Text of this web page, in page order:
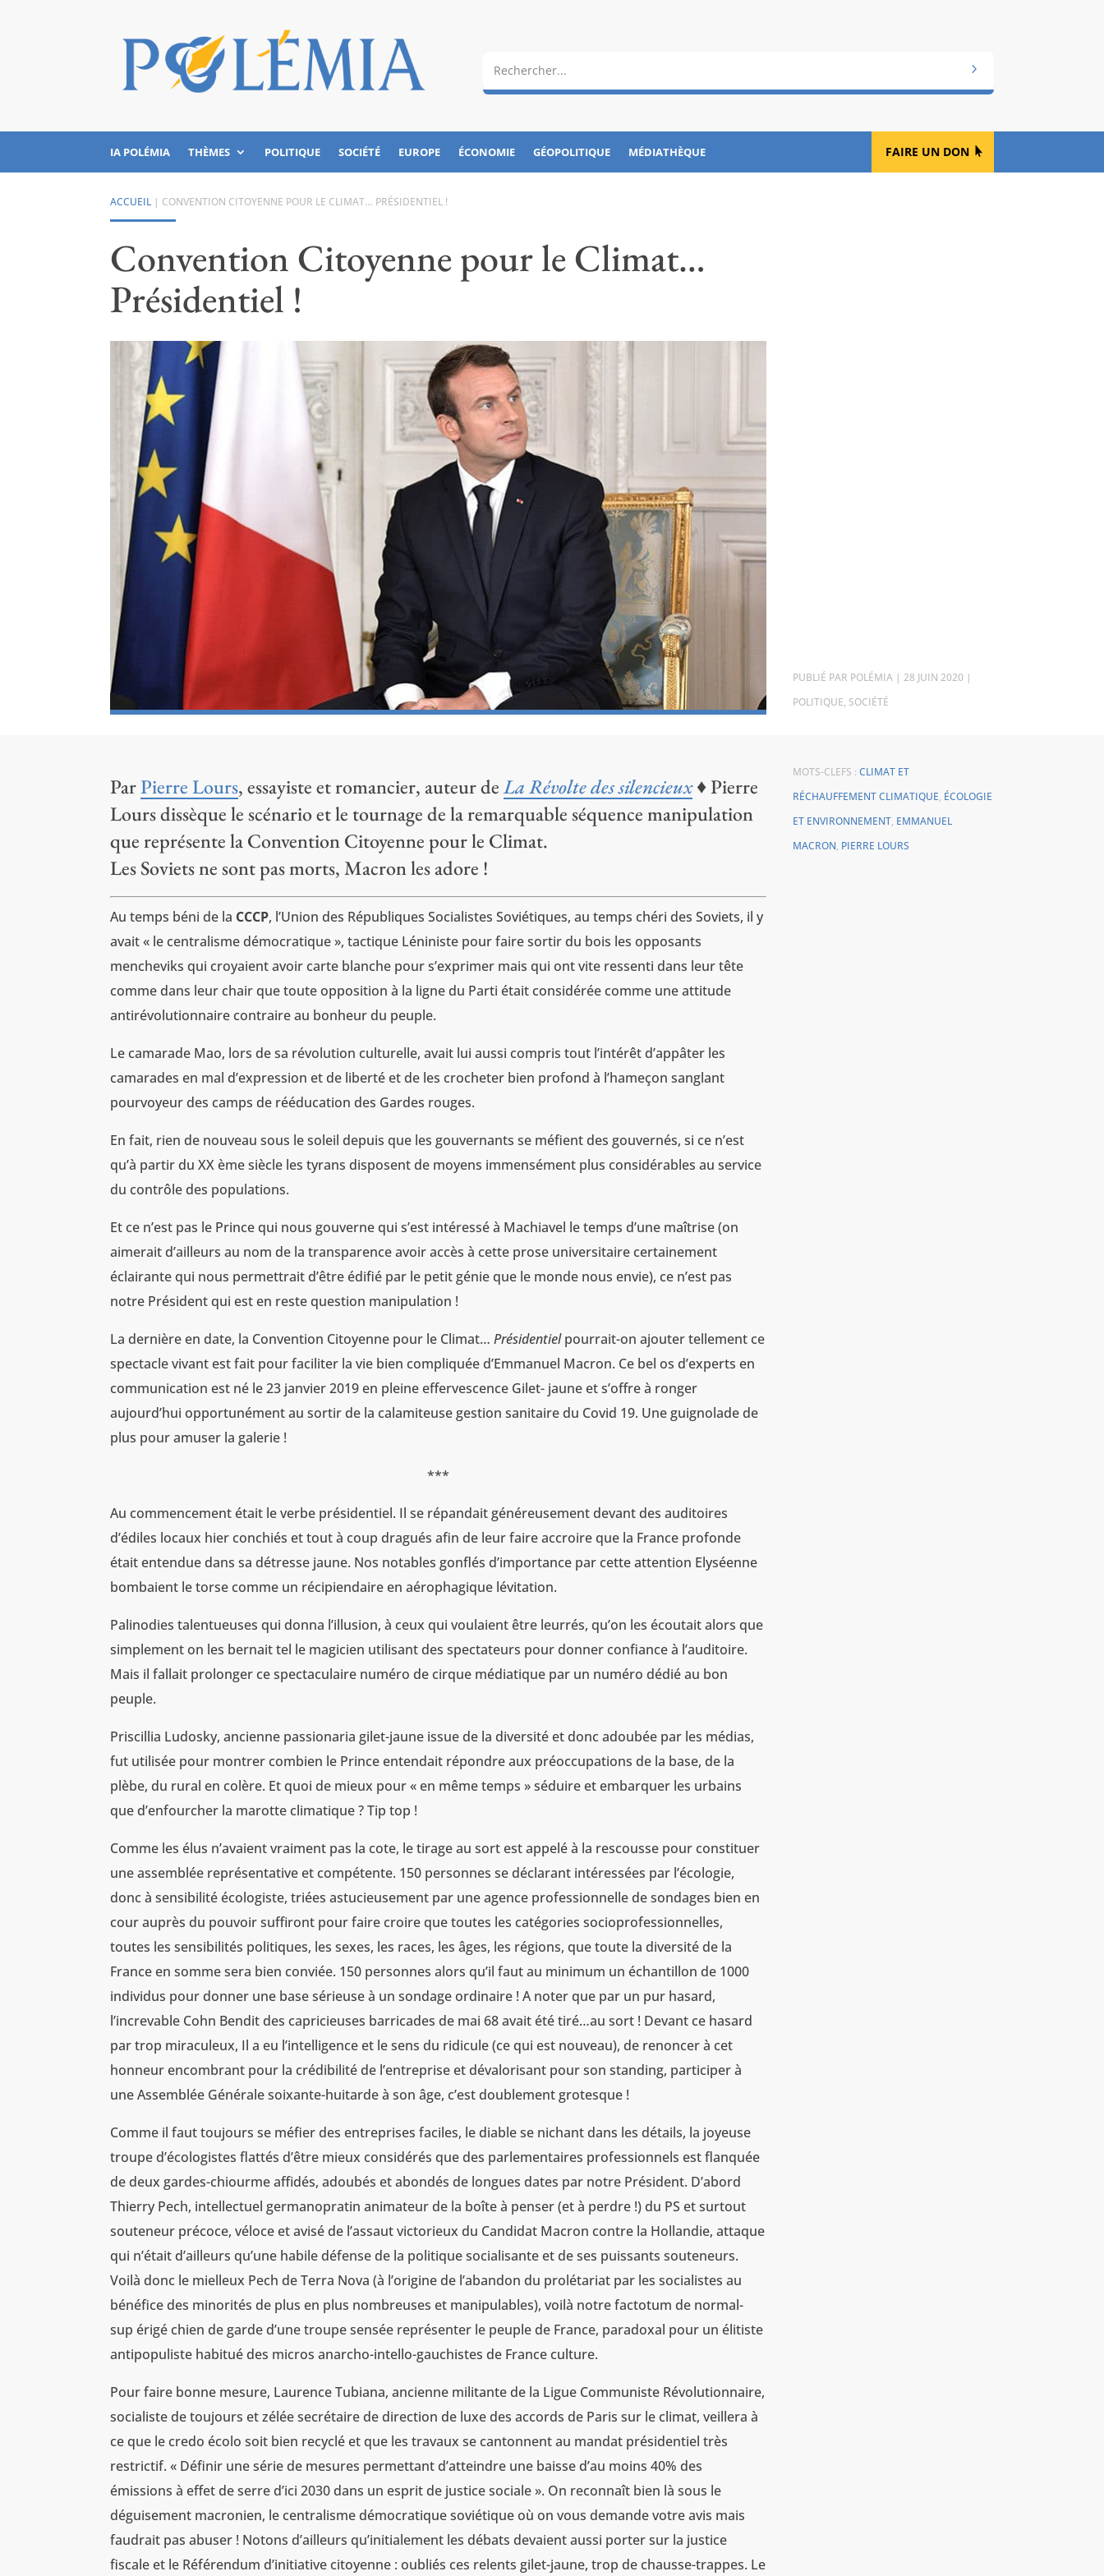
IA POLÉMIA THÈMES POLITIQUE SOCIÉTÉ EUROPE ÉCONOMIE GÉOPOLITIQUE MÉDIATHÈQUE FAIRE UN DON
ACCUEIL | CONVENTION CITOYENNE POUR LE CLIMAT… PRÉSIDENTIEL !
Convention Citoyenne pour le Climat…
Présidentiel !
PAR POLÉMIA | 28 JUIN 2020 |
POLITIQUE, SOCIÉTÉ
ParPierre Lours, essayiste et romancier, auteur deLa Révolte des silencieux♦ Pierre
Lours dissèque le scénario et le tournage de la remarquable séquence manipulation
que représente la Convention Citoyenne pour le Climat.
Les Soviets ne sont pas morts, Macron les adore !
Au temps béni de la CCCP, l’Union des Républiques Socialistes Soviétiques, au temps chéri des Soviets, il y
avait « le centralisme démocratique », tactique Léniniste pour faire sortir du bois les opposants
mencheviks qui croyaient avoir carte blanche pour s’exprimer mais qui ont vite ressenti dans leur tête
comme dans leur chair que toute opposition à la ligne du Parti était considérée comme une attitude
antirévolutionnaire contraire au bonheur du peuple.
Le camarade Mao, lors de sa révolution culturelle, avait lui aussi compris tout l’intérêt d’appâter les
camarades en mal d’expression et de liberté et de les crocheter bien profond à l’hameçon sanglant
pourvoyeur des camps de rééducation des Gardes rouges.
En fait, rien de nouveau sous le soleil depuis que les gouvernants se méfient des gouvernés, si ce n’est
qu’à partir du XX ème siècle les tyrans disposent de moyens immensément plus considérables au service
du contrôle des populations.
Et ce n’est pas le Prince qui nous gouverne qui s’est intéressé à Machiavel le temps d’une maîtrise (on
aimerait d’ailleurs au nom de la transparence avoir accès à cette prose universitaire certainement
éclairante qui nous permettrait d’être édifié par le petit génie que le monde nous envie), ce n’est pas
notre Président qui est en reste question manipulation !
La dernière en date, la Convention Citoyenne pour le Climat…Présidentielpourrait-on ajouter tellement ce
spectacle vivant est fait pour faciliter la vie bien compliquée d’Emmanuel Macron. Ce bel os d’experts en
communication est né le 23 janvier 2019 en pleine effervescence Gilet- jaune et s’offre à ronger
aujourd’hui opportunément au sortir de la calamiteuse gestion sanitaire du Covid 19. Une guignolade de
plus pour amuser la galerie !
***
Au commencement était le verbe présidentiel. Il se répandait généreusement devant des auditoires
d’édiles locaux hier conchiés et tout à coup dragués afin de leur faire accroire que la France profonde
était entendue dans sa détresse jaune. Nos notables gonflés d’importance par cette attention Elyséenne
bombaient le torse comme un récipiendaire en aérophagique lévitation.
Palinodies talentueuses qui donna l’illusion, à ceux qui voulaient être leurrés, qu’on les écoutait alors que
simplement on les bernait tel le magicien utilisant des spectateurs pour donner confiance à l’auditoire.
Mais il fallait prolonger ce spectaculaire numéro de cirque médiatique par un numéro dédié au bon
peuple.
Priscillia Ludosky, ancienne passionaria gilet-jaune issue de la diversité et donc adoubée par les médias,
fut utilisée pour montrer combien le Prince entendait répondre aux préoccupations de la base, de la
plèbe, du rural en colère. Et quoi de mieux pour « en même temps » séduire et embarquer les urbains
que d’enfourcher la marotte climatique ? Tip top !
Comme les élus n’avaient vraiment pas la cote, le tirage au sort est appelé à la rescousse pour constituer
une assemblée représentative et compétente. 150 personnes se déclarant intéressées par l’écologie,
donc à sensibilité écologiste, triées astucieusement par une agence professionnelle de sondages bien en
cour auprès du pouvoir suffiront pour faire croire que toutes les catégories socioprofessionnelles,
toutes les sensibilités politiques, les sexes, les races, les âges, les régions, que toute la diversité de la
France en somme sera bien conviée. 150 personnes alors qu’il faut au minimum un échantillon de 1000
individus pour donner une base sérieuse à un sondage ordinaire ! A noter que par un pur hasard,
l’increvable Cohn Bendit des capricieuses barricades de mai 68 avait été tiré…au sort ! Devant ce hasard
par trop miraculeux, Il a eu l’intelligence et le sens du ridicule (ce qui est nouveau), de renoncer à cet
honneur encombrant pour la crédibilité de l’entreprise et dévalorisant pour son standing, participer à
une Assemblée Générale soixante-huitarde à son âge, c’est doublement grotesque !
Comme il faut toujours se méfier des entreprises faciles, le diable se nichant dans les détails, la joyeuse
troupe d’écologistes flattés d’être mieux considérés que des parlementaires professionnels est flanquée
de deux gardes-chiourme affidés, adoubés et abondés de longues dates par notre Président. D’abord
Thierry Pech, intellectuel germanopratin animateur de la boîte à penser (et à perdre !) du PS et surtout
souteneur précoce, véloce et avisé de l’assaut victorieux du Candidat Macron contre la Hollandie, attaque
qui n’était d’ailleurs qu’une habile défense de la politique socialisante et de ses puissants souteneurs.
Voilà donc le mielleux Pech de Terra Nova (à l’origine de l’abandon du prolétariat par les socialistes au
bénéfice des minorités de plus en plus nombreuses et manipulables), voilà notre factotum de normal-
sup érigé chien de garde d’une troupe sensée représenter le peuple de France, paradoxal pour un élitiste
antipopuliste habitué des micros anarcho-intello-gauchistes de France culture.
Pour faire bonne mesure, Laurence Tubiana, ancienne militante de la Ligue Communiste Révolutionnaire,
socialiste de toujours et zélée secrétaire de direction de luxe des accords de Paris sur le climat, veillera à
ce que le credo écolo soit bien recyclé et que les travaux se cantonnent au mandat présidentiel très
restrictif. « Définir une série de mesures permettant d’atteindre une baisse d’au moins 40% des
émissions à effet de serre d’ici 2030 dans un esprit de justice sociale ». On reconnaît bien là sous le
déguisement macronien, le centralisme démocratique soviétique où on vous demande votre avis mais
faudrait pas abuser ! Notons d’ailleurs qu’initialement les débats devaient aussi porter sur la justice
fiscale et le Référendum d’initiative citoyenne : oubliés ces relents gilet-jaune, trop de chausse-trappes. Le
MOTS-CLEFS : CLIMAT ET
RÉCHAUFFEMENT CLIMATIQUE, ÉCOLOGIE
ET ENVIRONNEMENT, EMMANUEL
MACRON, PIERRE LOURS